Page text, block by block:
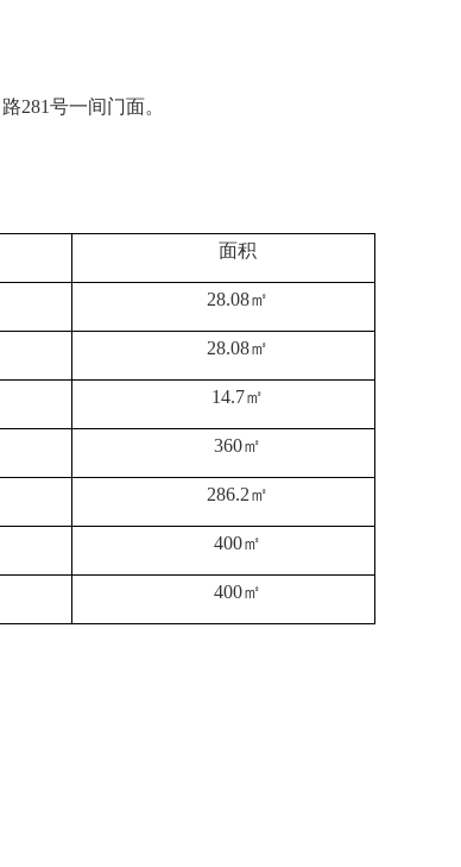
281号一间门面。
面积
28.08㎡
28.08㎡
14.7㎡
360㎡
286.2㎡
400㎡
400㎡